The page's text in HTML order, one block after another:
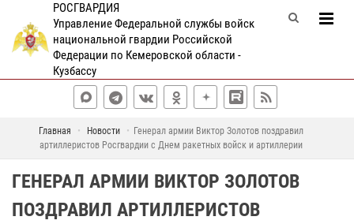
РОСГВАРДИЯ
Управление Федеральной службы войск
национальной гвардии Российской
Федерации по Кемеровской области -
Кузбассу
Главная Новости
Генерал армии Виктор Золотов поздравил
артиллеристов Росгвардии с Днем ракетных войск и артиллерии
ГЕНЕРАЛ АРМИИ ВИКТОР ЗОЛОТОВ
ПОЗДРАВИЛ АРТИЛЛЕРИСТОВ